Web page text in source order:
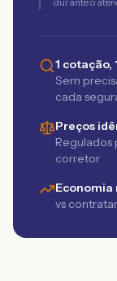
1 cotação,
Sem
cada
Preços
Regulados
corretor
Economia
vs